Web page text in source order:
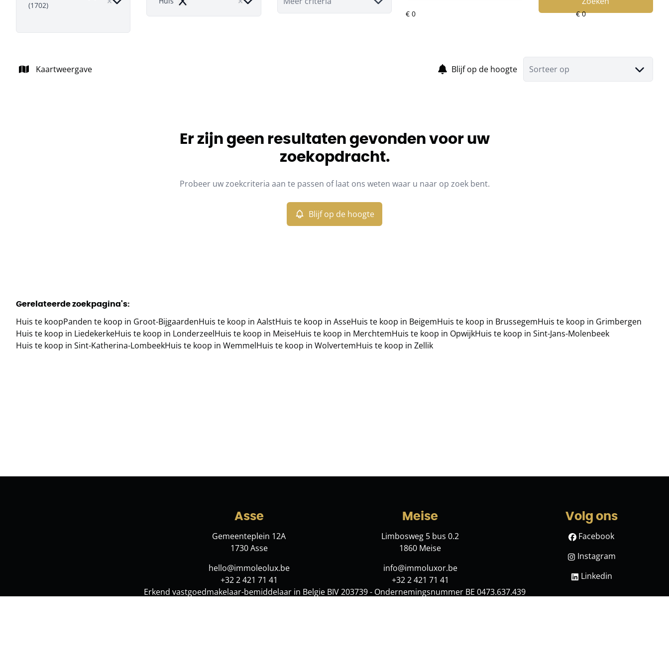
(1702)
Remove
Kaartweergave Blijf op de hoogte Sorteer op
Er zijn geen resultaten gevonden voor uw
zoekopdracht.
Probeer uw zoekcriteria aan te passen of laat ons weten waar u naar op zoek bent.
Blijf op de hoogte
Gerelateerde zoekpagina's:
Huis te koopPanden te koop in Groot-BijgaardenHuis te koop in AalstHuis te koop in AsseHuis te koop in BeigemHuis te koop in BrussegemHuis te koop in Grimbergen
Huis te koop in LiedekerkeHuis te koop in LonderzeelHuis te koop in MeiseHuis te koop in MerchtemHuis te koop in OpwijkHuis te koop in Sint-Jans-Molenbeek
Huis te koop in Sint-Katherina-LombeekHuis te koop in WemmelHuis te koop in WolvertemHuis te koop in Zellik
Asse
Gemeenteplein 12A
1730 Asse
hello@immoleolux.be
+32 2 421 71 41
Meise
Limbosweg 5 bus 0.2
1860 Meise
info@immoluxor.be
+32 2 421 71 41
Volg ons
Facebook
Instagram
Linkedin
Erkend vastgoedmakelaar-bemiddelaar in Belgie BIV 203739 - Ondernemingsnummer BE 0473.637.439